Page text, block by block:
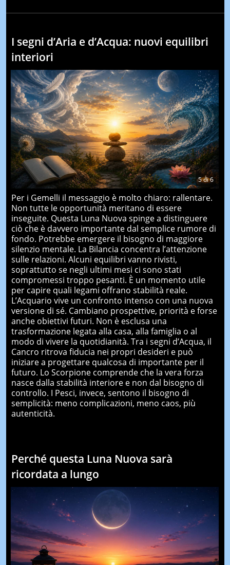
I segni d’Aria e d’Acqua: nuovi equilibri
interiori
5di6
Per i Gemelli il messaggio è molto chiaro: rallentare.
Non tutte le opportunità meritano di essere
inseguite. Questa Luna Nuova spinge a distinguere
ciò che è davvero importante dal semplice rumore di
fondo. Potrebbe emergere il bisogno di maggiore
silenzio mentale. La Bilancia concentra l’attenzione
sulle relazioni. Alcuni equilibri vanno rivisti,
soprattutto se negli ultimi mesi ci sono stati
compromessi troppo pesanti. È un momento utile
per capire quali legami offrano stabilità reale.
L’Acquario vive un confronto intenso con una nuova
versione di sé. Cambiano prospettive, priorità e forse
anche obiettivi futuri. Non è esclusa una
trasformazione legata alla casa, alla famiglia o al
modo di vivere la quotidianità. Tra i segni d’Acqua, il
Cancro ritrova fiducia nei propri desideri e può
iniziare a progettare qualcosa di importante per il
futuro. Lo Scorpione comprende che la vera forza
nasce dalla stabilità interiore e non dal bisogno di
controllo. I Pesci, invece, sentono il bisogno di
semplicità: meno complicazioni, meno caos, più
autenticità.
Perché questa Luna Nuova sarà
ricordata a lungo